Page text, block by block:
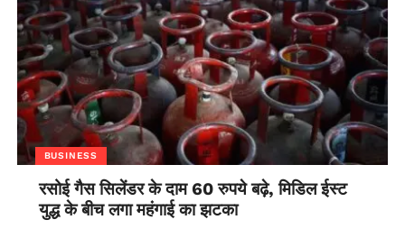
कि मुख्यमंत्री ने दो थानों के एसएचओ को तत्काल निलंबित करने तथा
संबंधित प्रभारी क्षेत्राधिकारियों को कठोर चेतावनी देने के आदेश दिए हैं।
उन्होंने बताया कि मुख्यमंत्री ने सभी सीमा क्षेत्रों को यह सुनिश्चित करने पर
पुन: बल दिया है कि लोगों को ट्रक जैसे असुरक्षित वाहनों से न लाया जाए।
मुख्यमंत्री ने सीमा क्षेत्र के हर जिले में 200 बसें जिलाधिकारी के पास
रखने का आदेश पहले ही दे रखा है। साथ ही श्रमिकों को बस से भेजने के
लिये धनराशि को भी स्वीकृति दी है। जिलाधिकारियों को इन आदेशों का
सख्ती से पालन करने का पुन: निर्देश दिया गया है। इस बीच पत्रकारों से
बात करते हुये उत्तर प्रदेश के पुलिस महानिदेशक एचसी अवस्थी ने कहा,
‘‘यह एक दुर्भाग्यपूर्ण घटना है जिसमें 24 लोगों की मौत हो गयी है। मजदूर
BUSINESS
रसोई गैस सिलेंडर के दाम 60 रुपये बढ़े, मिडिल ईस्ट
युद्ध के बीच लगा महंगाई का झटका